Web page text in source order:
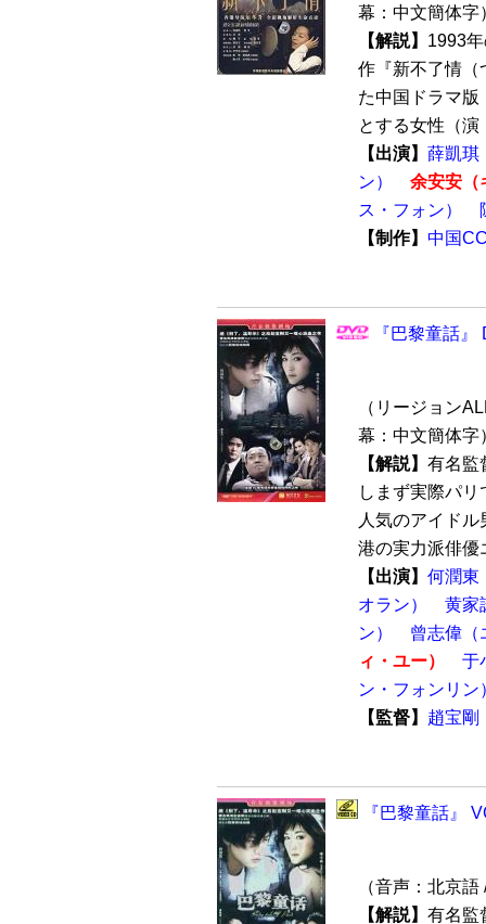
幕：中文簡体字
【解説】 1993
作『新不了情（
た中国ドラマ版
とする女性（演
【出演】 薛凱琪
ン）
余安安（
ス・フォン）
【制作】 中国
『巴黎童話
（リージョン
幕：中文簡体字
【解説】 有名監
しまず実際パ
人気のアイド
港の実力派俳優
【出演】 何潤東
オラン）
黄家
ン）
曾志偉（
ィ・ユー）
于
ン・フォンリン
【監督】 趙宝剛
『巴黎童話』
（音声：北京
【解説】 有名監